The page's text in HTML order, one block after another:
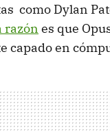
como Dylan
razón es que
capado en